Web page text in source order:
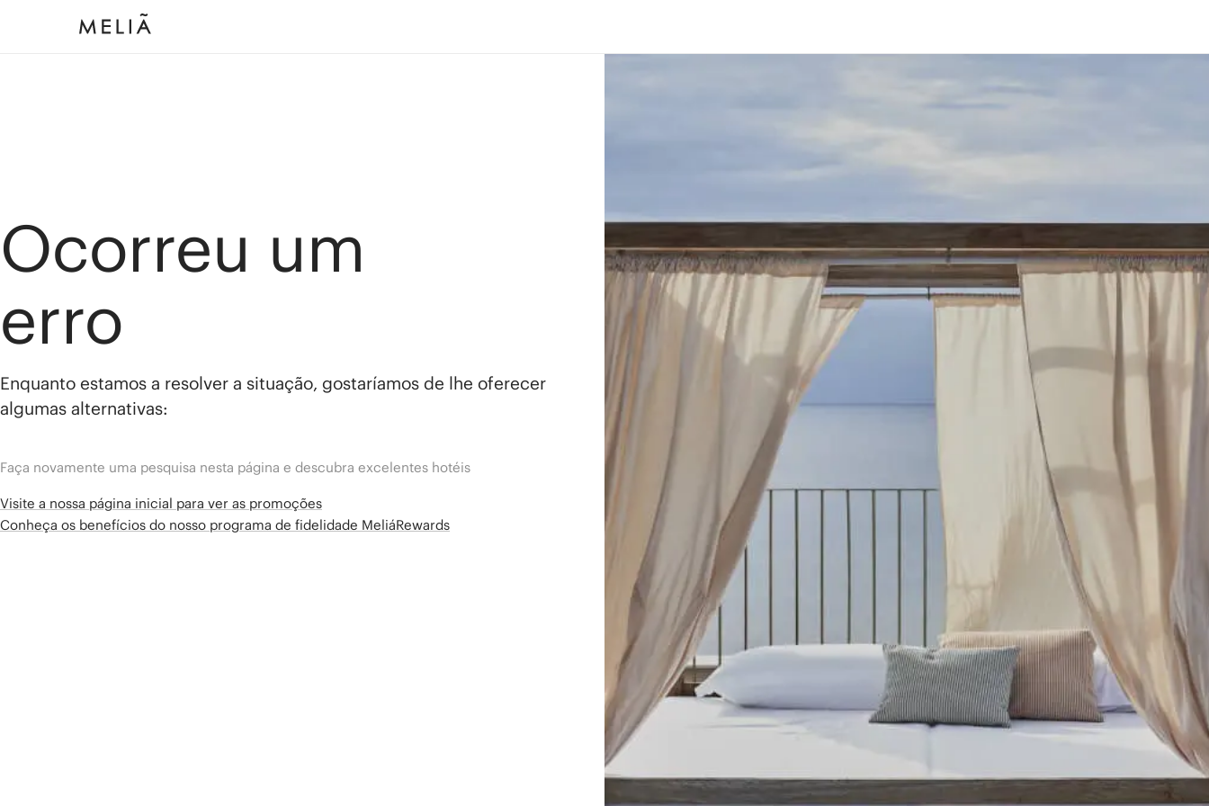
Ocorreu um
erro
Enquanto estamos a resolver a situação, gostaríamos de lhe oferecer
algumas alternativas:
Faça novamente uma pesquisa nesta página e descubra excelentes hotéis
Visite a nossa página inicial para ver as promoções
Conheça os benefícios do nosso programa de fidelidade MeliáRewards